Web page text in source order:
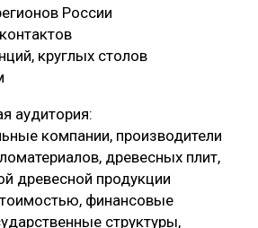
России
круглых столов
аудитория:
компании, производители
древесных плит,
древесной продукции
финансовые
структуры,